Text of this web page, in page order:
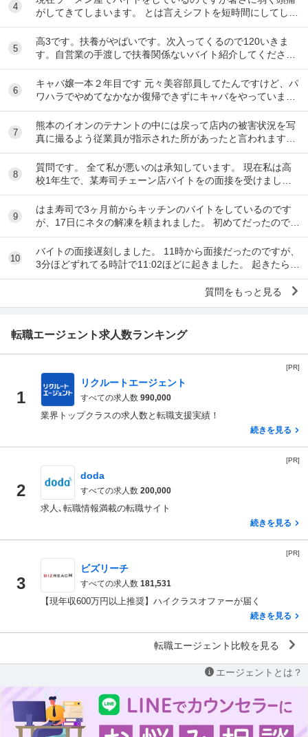
4
がしてきてしまいます。 とは言えシフトを短時間にしてしま
うとあまり稼げないのでバイトを変えたいと思っ...
5
高3です。扶養がやばいです。次入ってくるので120いきま
す。自営業の手渡しで扶養関係ないバイト紹介してくださ
い。大阪市です
6
キャバ嬢一本２年目です 元々美容部員してたんですけど、パ
ワハラでやめてなかなか復帰できずにキャバをやっています
昼間の仕事復帰したいのですが、またパワハラ...
7
熊本のイオンのテナントの中には戻って店内の被害状況を写
真に撮るよう従業員が指示された所があったと言われます。
事実ですか。テナント名は分かりますか。
8
質問です。 全て私が悪いのは承知しています。 現在私は高
校1年生で、某寿司チェーン店バイトをの面接を受けまし
た。面接をし、その場で採用をもらいました。そし...
9
はま寿司で3ヶ月前からキッチンのバイトをしているのです
が、17日にネタの解凍を頼まれました。 初めてだったのです
が、ネタを出し冷蔵庫にいれてる時に、こんな...
10
バイトの面接遅刻しました。 11時から面接だったのですが、
3分ほどずれてる時計で11:02ほどに起きました。 起きたらス
マホの充電が切れていて、とりあえ...
質問をもっと見る
転職エージェント求人数ランキング
[PR]
1
リクルートエージェント
すべての求人数 990,000
業界トップクラスの求人数と転職支援実績！
続きを見る
[PR]
2
doda
すべての求人数 200,000
求人､転職情報満載の転職サイト
続きを見る
[PR]
3
ビズリーチ
すべての求人数 181,531
【現年収600万円以上推奨】ハイクラスオファーが届く
続きを見る
転職エージェント比較を見る
エージェントとは？